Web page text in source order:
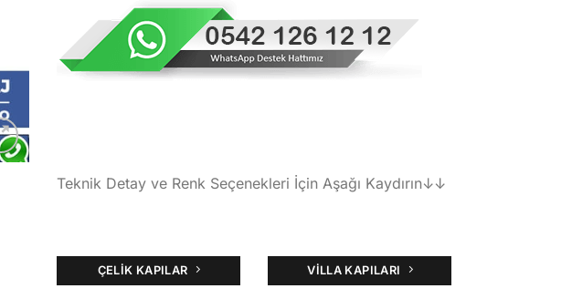
Teknik Detay ve Renk Seçenekleri İçin Aşağı Kaydırın↓↓
ÇELIK KAPILAR VILLA KAPILARI